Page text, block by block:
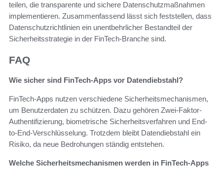
teilen, die transparente und sichere Datenschutzmaßnahmen
implementieren. Zusammenfassend lässt sich feststellen, dass
Datenschutzrichtlinien ein unentbehrlicher Bestandteil der
Sicherheitsstrategie in der FinTech-Branche sind.
FAQ
Wie sicher sind FinTech-Apps vor Datendiebstahl?
FinTech-Apps nutzen verschiedene Sicherheitsmechanismen,
um Benutzerdaten zu schützen. Dazu gehören Zwei-Faktor-
Authentifizierung, biometrische Sicherheitsverfahren und End-
to-End-Verschlüsselung. Trotzdem bleibt Datendiebstahl ein
Risiko, da neue Bedrohungen ständig entstehen.
Welche Sicherheitsmechanismen werden in FinTech-Apps